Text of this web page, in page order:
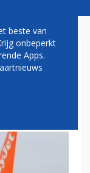
BIJ
beste van
onbeperkt
Apps.